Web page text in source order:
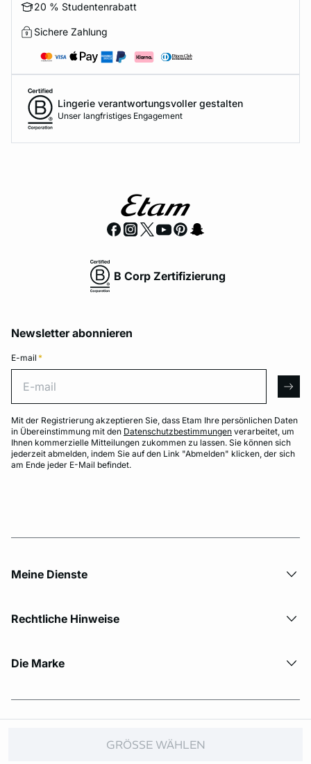
GRÖSSE WÄHLEN
20 % Studentenrabatt
Sichere Zahlung
Lingerie verantwortungsvoller gestalten
Unser langfristiges Engagement
B Corp Zertifizierung
Newsletter abonnieren
E-mail *
Mit der Registrierung akzeptieren Sie, dass Etam Ihre persönlichen Daten
in Übereinstimmung mit den Datenschutzbestimmungen verarbeitet, um
Ihnen kommerzielle Mitteilungen zukommen zu lassen. Sie können sich
jederzeit abmelden, indem Sie auf den Link "Abmelden" klicken, der sich
am Ende jeder E-Mail befindet.
Meine Dienste
Rechtliche Hinweise
Die Marke